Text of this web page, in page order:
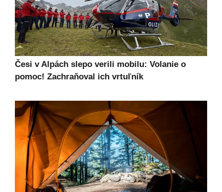
Česi v Alpách slepo verili mobilu: Volanie o
pomoc! Zachraňoval ich vrtuľník